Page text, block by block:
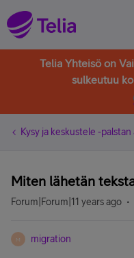
Telia Yhteisö on
sulkeutuu
Kysy ja keskustele -
Miten lähetän
Forum|Forum|11 years ago
M migration